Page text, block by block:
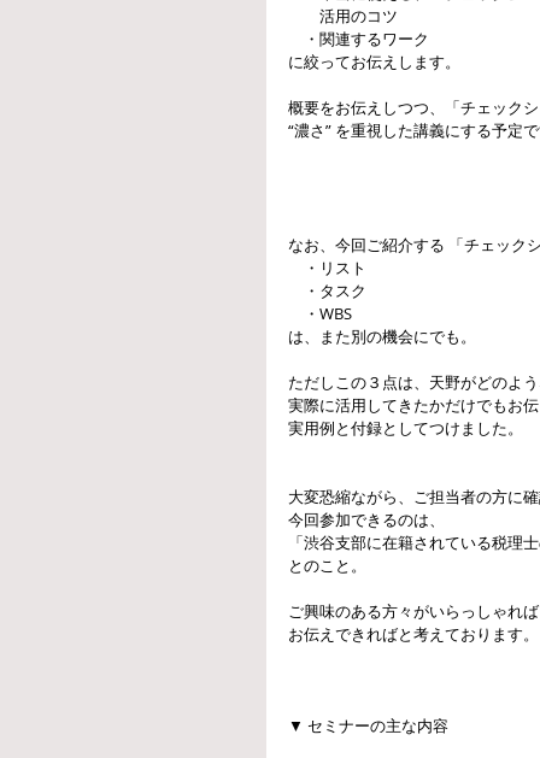
活用のコツ
・関連するワーク
に絞ってお伝えします。
概要をお伝えしつつ、「チェック
“濃さ” を重視した講義にする予定
なお、今回ご紹介する 「チェック
・リスト
・タスク
・WBS
は、また別の機会にでも。
ただしこの３点は、天野がどのよ
実際に活用してきたかだけでもお
実用例と付録としてつけました。
大変恐縮ながら、ご担当者の方に
今回参加できるのは、
「渋谷支部に在籍されている税理
とのこと。
ご興味のある方々がいらっしゃれ
お伝えできればと考えております
▼ セミナーの主な内容